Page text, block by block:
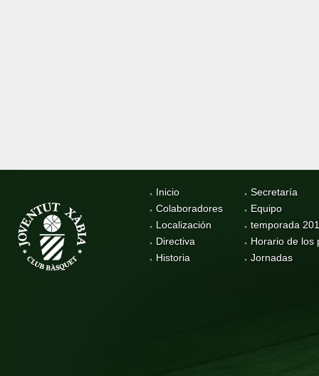
Inicio
Colaboradores
Localización
Directiva
Historia
Secretaría
Equipo
temporada
Horario de los
Jornadas